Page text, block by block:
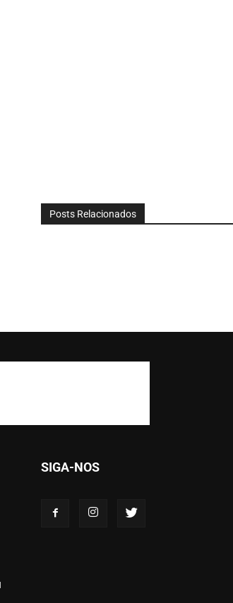
Posts Relacionados
SIGA-NOS